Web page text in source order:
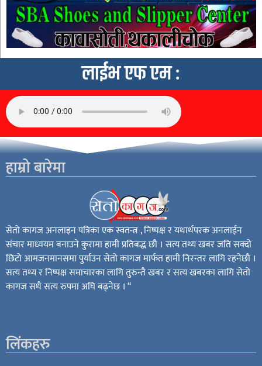
लाईभ एफ एम :
हाम्रो बारेमा
सेतो कागज अनलाइन पत्रिका एक स्वतन्त्र , निष्पक्ष र यथार्थपरक अनलाईन
संचार माध्ययम बनाउने कुरामा हामी प्रतिबद्ध छौ । सत्य तथ्य खबर जति सक्दो
छिटो आमजनमानसमा पुर्याउन सेतो कागज मार्फत हामी निरन्तर लागि रहनेछौ ।
सत्य तथ्य र निष्पक्ष समाचारका लागि तुरुन्तै खबर र सत्य खबरका लागि सेतो
कागज सधै सत्य रुपमा अघि बढ्नेछ । “
लिंकहरु